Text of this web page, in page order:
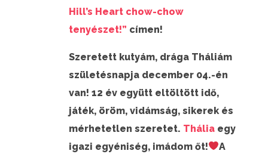
Hill’s Heart chow-chow
tenyészet!” címen!
Szeretett kutyám, drága Tháliám
születésnapja december 04.-én
van! 12 év együtt eltöltött idő,
játék, öröm, vidámság, sikerek és
mérhetetlen szeretet. Thália egy
igazi egyéniség, imádom őt!
A